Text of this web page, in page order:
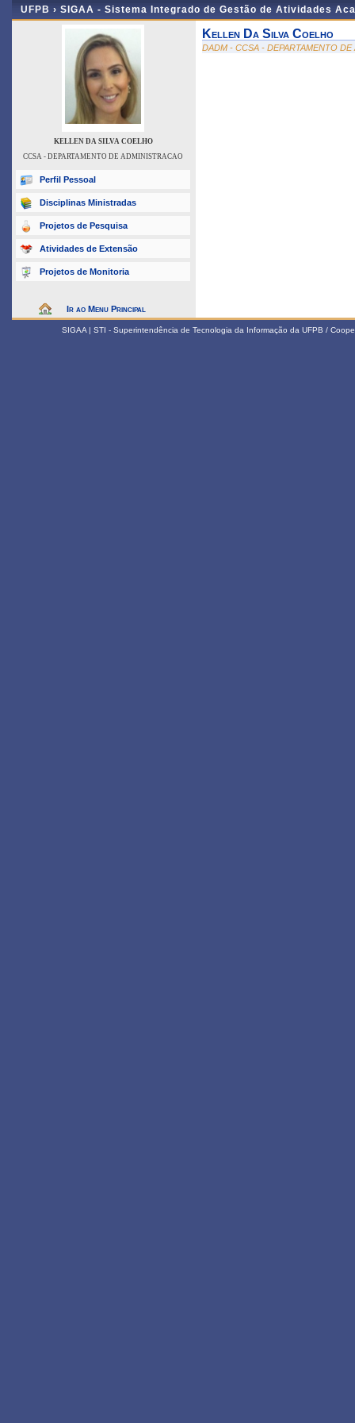
UFPB › SIGAA - Sistema Integrado de Gestão de Atividades
KELLEN DA SILVA COELHO
CCSA - DEPARTAMENTO DE ADMINISTRACAO
Perfil Pessoal
Disciplinas Ministradas
Projetos de Pesquisa
Atividades de Extensão
Projetos de Monitoria
Ir ao Menu Principal
Kellen Da Silva Coelho
DADM - CCSA - DEPARTAMENTO
SIGAA | STI - Superintendência de Tecnologia da Informação da UFPB /